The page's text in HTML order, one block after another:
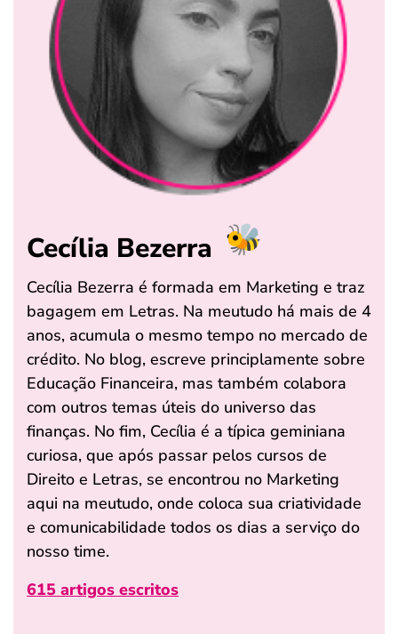
Cecília Bezerra
Cecília Bezerra é formada em Marketing e traz
bagagem em Letras. Na meutudo há mais de 4
anos, acumula o mesmo tempo no mercado de
crédito. No blog, escreve principlamente sobre
Educação Financeira, mas também colabora
com outros temas úteis do universo das
finanças. No fim, Cecília é a típica geminiana
curiosa, que após passar pelos cursos de
Direito e Letras, se encontrou no Marketing
aqui na meutudo, onde coloca sua criatividade
e comunicabilidade todos os dias a serviço do
nosso time.
615 artigos escritos